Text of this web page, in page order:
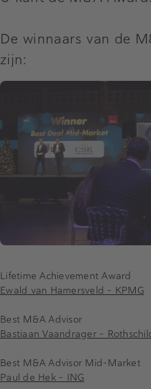
De winnaars van de
zijn:
Lifetime Achievement Award
Ewald van Hamersveld - KPMG
Best M&A Advisor
Bastiaan Vaandrager -
Best M&A Advisor Mid-Market
Paul de Hek - ING